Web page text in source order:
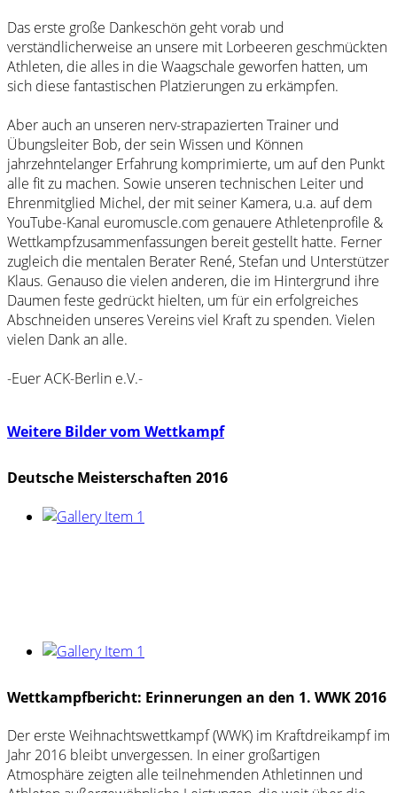
Das erste große Dankeschön geht vorab und
verständlicherweise an unsere mit Lorbeeren geschmückten
Athleten, die alles in die Waagschale geworfen hatten, um
sich diese fantastischen Platzierungen zu erkämpfen.
Aber auch an unseren nerv-strapazierten Trainer und
Übungsleiter Bob, der sein Wissen und Können
jahrzehntelanger Erfahrung komprimierte, um auf den Punkt
alle fit zu machen. Sowie unseren technischen Leiter und
Ehrenmitglied Michel, der mit seiner Kamera, u.a. auf dem
YouTube-Kanal euromuscle.com genauere Athletenprofile &
Wettkampfzusammenfassungen bereit gestellt hatte. Ferner
zugleich die mentalen Berater René, Stefan und Unterstützer
Klaus. Genauso die vielen anderen, die im Hintergrund ihre
Daumen feste gedrückt hielten, um für ein erfolgreiches
Abschneiden unseres Vereins viel Kraft zu spenden. Vielen
vielen Dank an alle.
-Euer ACK-Berlin e.V.-
Weitere Bilder vom Wettkampf
Deutsche Meisterschaften 2016
Wettkampfbericht: Erinnerungen an den 1. WWK 2016
Der erste Weihnachtswettkampf (WWK) im Kraftdreikampf im
Jahr 2016 bleibt unvergessen. In einer großartigen
Atmosphäre zeigten alle teilnehmenden Athletinnen und